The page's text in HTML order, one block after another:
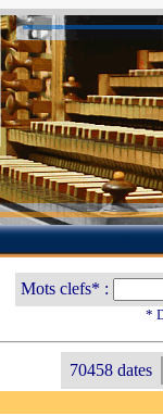
Mots clefs* :
*
70458 dates